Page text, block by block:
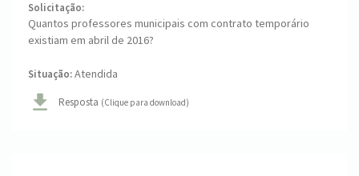
Solicitação:
Quantos professores municipais com contrato temporário
existiam em abril de 2016?
Situação:Atendida
Resposta (Clique para download)